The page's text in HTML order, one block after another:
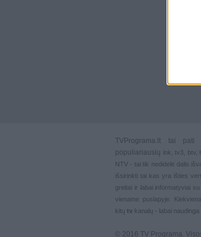
TVPrograma.lt tai pati
populiariausių lnk tv3 btv,
NTV - tai tik nedidelė dalis
išsirinkti tai kas yra išties
greitai ir labai informatyviai
viename puslapyje.
kitų tv kanalų - labai
© 2016 TV Programa.